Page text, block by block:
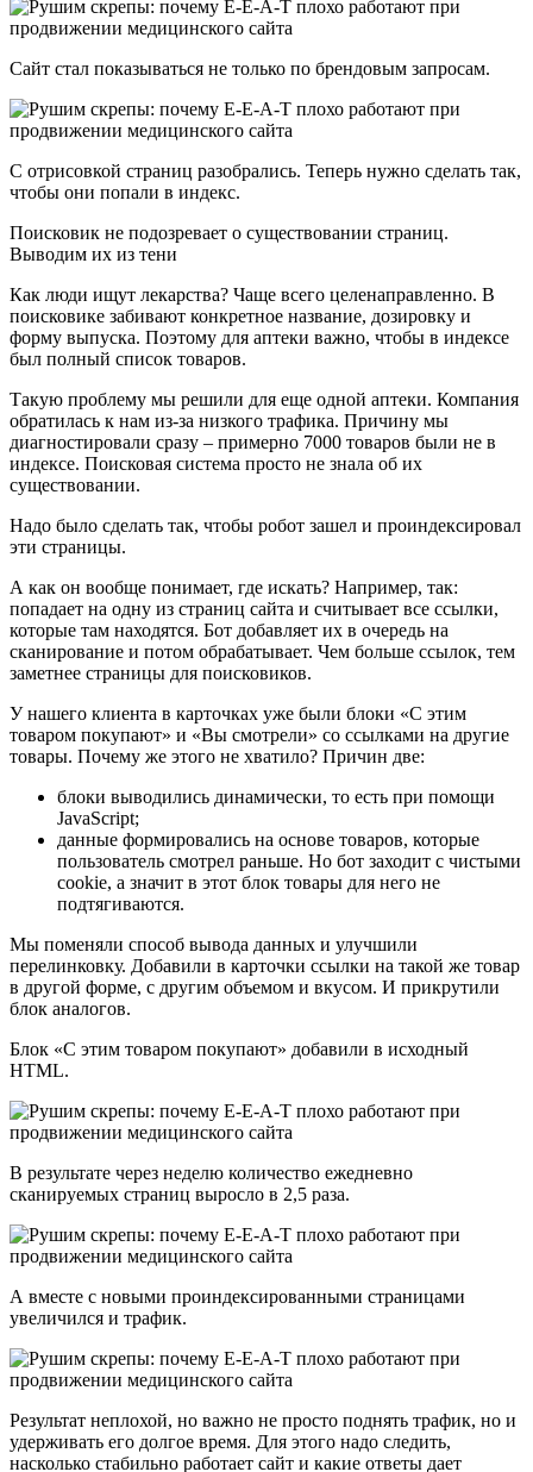
Сайт стал показываться не только по брендовым запросам.
С отрисовкой страниц разобрались. Теперь нужно сделать так,
чтобы они попали в индекс.
Поисковик не подозревает о существовании страниц.
Выводим их из тени
Как люди ищут лекарства? Чаще всего целенаправленно. В
поисковике забивают конкретное название, дозировку и
форму выпуска. Поэтому для аптеки важно, чтобы в индексе
был полный список товаров.
Такую проблему мы решили для еще одной аптеки. Компания
обратилась к нам из-за низкого трафика. Причину мы
диагностировали сразу – примерно 7000 товаров были не в
индексе. Поисковая система просто не знала об их
существовании.
Надо было сделать так, чтобы робот зашел и проиндексировал
эти страницы.
А как он вообще понимает, где искать? Например, так:
попадает на одну из страниц сайта и считывает все ссылки,
которые там находятся. Бот добавляет их в очередь на
сканирование и потом обрабатывает. Чем больше ссылок, тем
заметнее страницы для поисковиков.
У нашего клиента в карточках уже были блоки «С этим
товаром покупают» и «Вы смотрели» со ссылками на другие
товары. Почему же этого не хватило? Причин две:
блоки выводились динамически, то есть при помощи
JavaScript;
данные формировались на основе товаров, которые
пользователь смотрел раньше. Но бот заходит с чистыми
cookie, а значит в этот блок товары для него не
подтягиваются.
Мы поменяли способ вывода данных и улучшили
перелинковку. Добавили в карточки ссылки на такой же товар
в другой форме, с другим объемом и вкусом. И прикрутили
блок аналогов.
Блок «С этим товаром покупают» добавили в исходный
HTML.
В результате через неделю количество ежедневно
сканируемых страниц выросло в 2,5 раза.
А вместе с новыми проиндексированными страницами
увеличился и трафик.
Результат неплохой, но важно не просто поднять трафик, но и
удерживать его долгое время. Для этого надо следить,
насколько стабильно работает сайт и какие ответы дает